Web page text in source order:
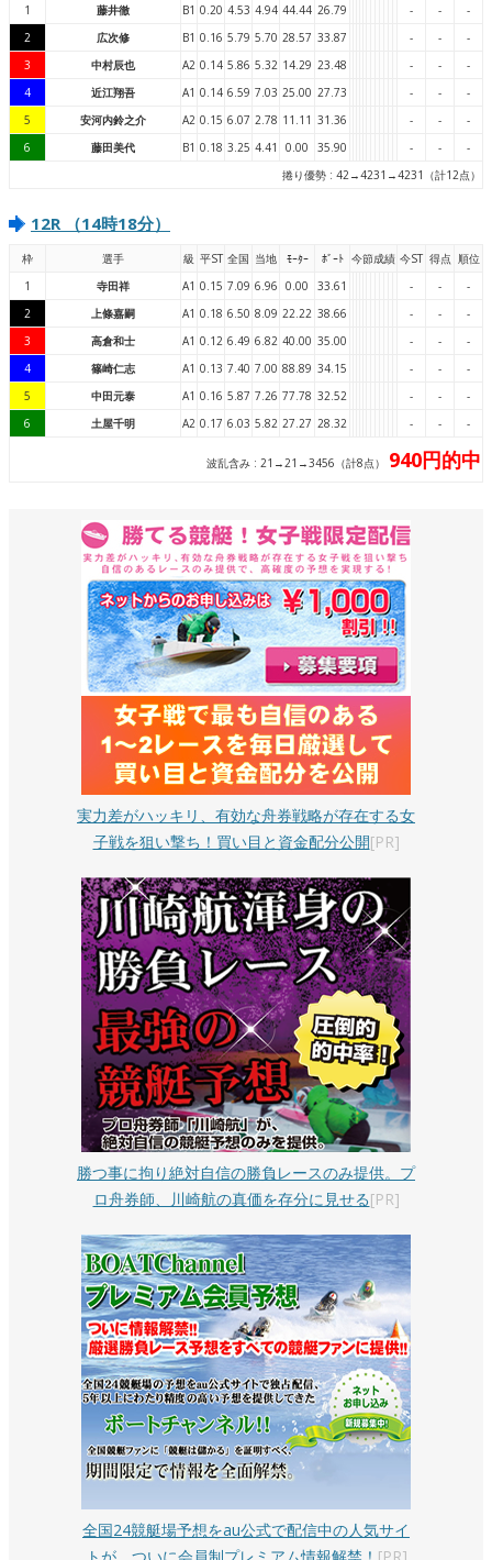
1
藤井徹 B1 0.20 4.53 4.94 44.44 26.79 - -
-
2
広次修 B1 0.16 5.79 5.70 28.57 33.87 - -
-
3
中村辰也 A2 0.14 5.86 5.32 14.29 23.48 - -
-
4
近江翔吾 A1 0.14 6.59 7.03 25.00 27.73 - -
-
5
安河内鈴之介 A2 0.15 6.07 2.78 11.11 31.36 - -
-
6
藤田美代 B1 0.18 3.25 4.41 0.00 35.90 - -
-
捲り優勢 : 42→4231→4231（計12点）
12R （14時18分）
枠 選手 級 平ST 全国 当地 ﾓｰﾀｰ ﾎﾞｰﾄ 今節成績 今ST 得点 順位
1
寺田祥 A1 0.15 7.09 6.96 0.00 33.61 - -
-
2
上條嘉嗣 A1 0.18 6.50 8.09 22.22 38.66 - -
-
3
高倉和士 A1 0.12 6.49 6.82 40.00 35.00 - -
-
4
篠崎仁志 A1 0.13 7.40 7.00 88.89 34.15 - -
-
5
中田元泰 A1 0.16 5.87 7.26 77.78 32.52 - -
-
6
土屋千明 A2 0.17 6.03 5.82 27.27 28.32 - - -
波乱含み : 21→21→3456（計8点） 940円的中
実力差がハッキリ、有効な舟券戦略が存在する女
子戦を狙い撃ち！買い目と資金配分公開[PR]
勝つ事に拘り絶対自信の勝負レースのみ提供。プ
ロ舟券師、川崎航の真価を存分に見せる[PR]
全国24競艇場予想をau公式で配信中の人気サイ
トが、ついに会員制プレミアム情報解禁！ [PR]